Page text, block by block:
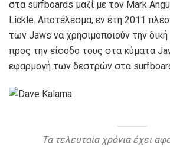
στα surfboards μαζί με τον Mark
Lickle. Αποτέλεσμα, εν έτη 2011
των Jaws να χρησιμοποιούν την
προς την είσοδο τους στα κύματα
εφαρμογή των δεστρών στα
Τα τελευταία χρόνια έχει